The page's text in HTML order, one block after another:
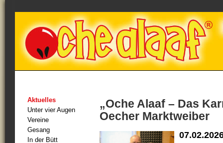
Aktuelles
Unter vier Augen
Vereine
Gesang
In der Bütt
„Oche Alaaf – Das
Oecher Marktweiber